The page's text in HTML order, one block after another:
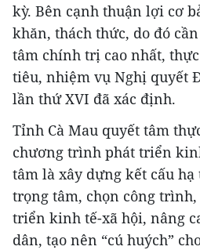
kỳ. Bên cạnh thuận lợi cơ
khăn, thách thức, do đó
tâm chính trị cao nhất,
tiêu, nhiệm vụ Nghị quyết
lần thứ XVI đã xác định.
Tỉnh Cà Mau quyết tâm
chương trình phát triển
tâm là xây dựng kết cấu hạ
trọng tâm, chọn công
triển kinh tế-xã hội, nâng
dân, tạo nên “cú huých”